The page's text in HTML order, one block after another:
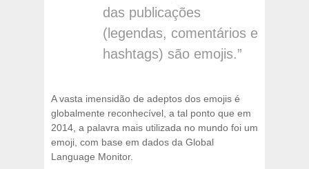
das publicações
(legendas, comentários e
hashtags) são emojis.”
A vasta imensidão de adeptos dos emojis é
globalmente reconhecível, a tal ponto que em
2014, a palavra mais utilizada no mundo foi um
emoji, com base em dados da Global
Language Monitor.